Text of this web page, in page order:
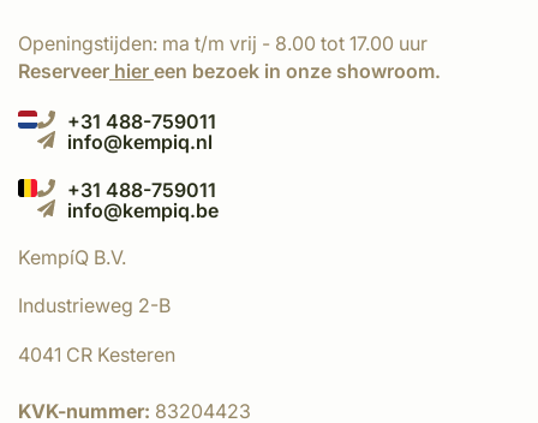
Openingstijden: ma t/m vrij - 8.00 tot 17.00 uur
Reserveer hier een bezoek in onze showroom.
+31 488-759011
info@kempiq.nl
+31 488-759011
info@kempiq.be
KempíQ B.V.
Industrieweg 2-B
4041 CR Kesteren
KVK-nummer: 83204423